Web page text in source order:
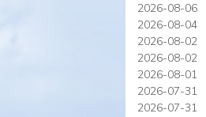
2026-08-06
2026-08-04
2026-08-02
2026-08-02
2026-08-01
2026-07-31
2026-07-31